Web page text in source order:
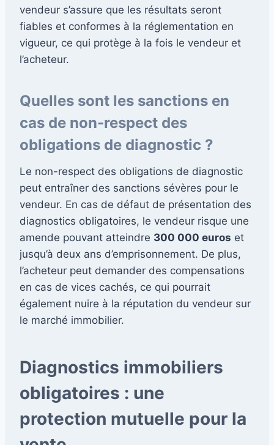
vendeur s’assure que les résultats seront
fiables et conformes à la réglementation en
vigueur, ce qui protège à la fois le vendeur et
l’acheteur.
Quelles sont les sanctions en
cas de non-respect des
obligations de diagnostic ?
Le non-respect des obligations de diagnostic
peut entraîner des sanctions sévères pour le
vendeur. En cas de défaut de présentation des
diagnostics obligatoires, le vendeur risque une
amende pouvant atteindre 300 000 euros et
jusqu’à deux ans d’emprisonnement. De plus,
l’acheteur peut demander des compensations
en cas de vices cachés, ce qui pourrait
également nuire à la réputation du vendeur sur
le marché immobilier.
Diagnostics immobiliers
obligatoires : une
protection mutuelle pour la